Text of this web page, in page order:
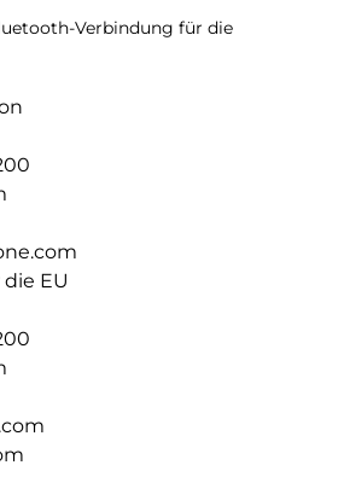
Verbindung für die
mit mehreren Geräten
EQ zur Anpassung der Ohrhörer
Spielzeit (inkl. Tasche)
mit austauschbaren Batterien
und modularem Gehäuse
Kobalt, Silber, Kupfer) und
seltene Erden) Materialien
Löhne und
EU